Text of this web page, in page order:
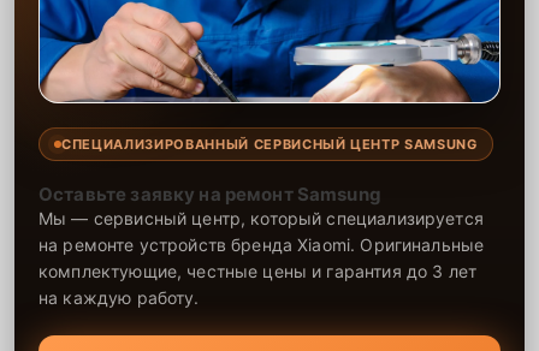
СПЕЦИАЛИЗИРОВАННЫЙ СЕРВИСНЫЙ ЦЕНТР SAMSUNG
Оставьте заявку на ремонт Samsung
Мы — сервисный центр, который специализируется
на ремонте устройств бренда Xiaomi. Оригинальные
комплектующие, честные цены и гарантия до 3 лет
на каждую работу.